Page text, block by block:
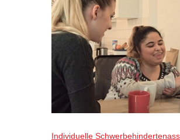
Individuelle